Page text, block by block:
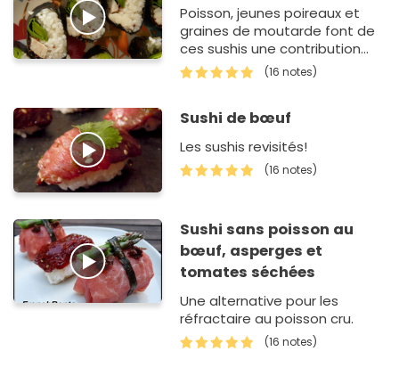
Poisson, jeunes poireaux et
graines de moutarde font de
ces sushis une contribution
'healthy'.
(16 notes)
Sushi de bœuf
Les sushis revisités!
(16 notes)
Sushi sans poisson au
bœuf, asperges et
tomates séchées
Une alternative pour les
réfractaire au poisson cru.
(16 notes)